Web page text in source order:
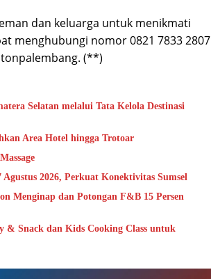
dan keluarga untuk menikmati
menghubungi nomor 0821 7833 2807
(**)
Selatan melalui Tata Kelola Destinasi
Area Hotel hingga Trotoar
2026, Perkuat Konektivitas Sumsel
Menginap dan Potongan F&B 15 Persen
& Snack dan Kids Cooking Class untuk